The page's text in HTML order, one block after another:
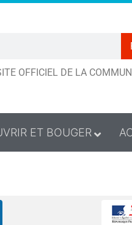
OFFICIEL DE LA
ET BOUGER